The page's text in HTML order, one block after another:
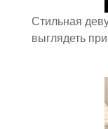
Стильная
выглядеть